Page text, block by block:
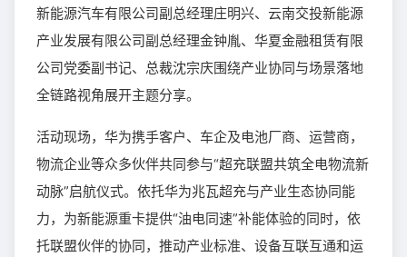
新能源汽车有限公司副总经理庄明兴、云南交投新能源
产业发展有限公司副总经理金钟胤、华夏金融租赁有限
公司党委副书记、总裁沈宗庆围绕产业协同与场景落地
全链路视角展开主题分享。
活动现场，华为携手客户、车企及电池厂商、运营商，
物流企业等众多伙伴共同参与“超充联盟共筑全电物流新
动脉”启航仪式。依托华为兆瓦超充与产业生态协同能
力，为新能源重卡提供“油电同速”补能体验的同时，依
托联盟伙伴的协同，推动产业标准、设备互联互通和运